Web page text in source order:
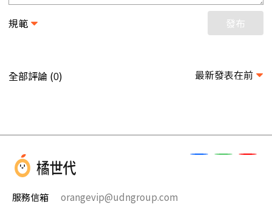
規範 發布
全部評論 (0) 最新發表在前
服務信箱
orangevip@udngroup.com